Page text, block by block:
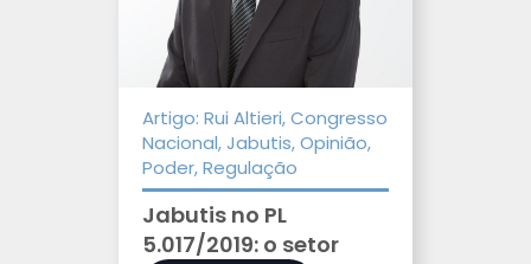
Artigo: Rui Altieri, Congresso
Nacional, Jabutis, Opinião,
Poder, Regulação
Jabutis no PL
5.017/2019: o setor